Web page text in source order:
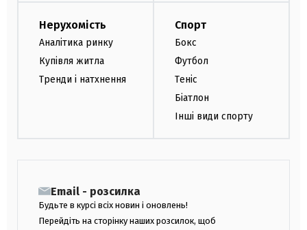
Нерухомість
Аналітика ринку
Купівля житла
Тренди і натхнення
Спорт
Бокс
Футбол
Теніс
Біатлон
Інші види спорту
Email - розсилка
Будьте в курсі всіх новин і оновлень!
Перейдіть на сторінку наших розсилок, щоб